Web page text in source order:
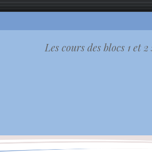
Les cours des blocs 1 et